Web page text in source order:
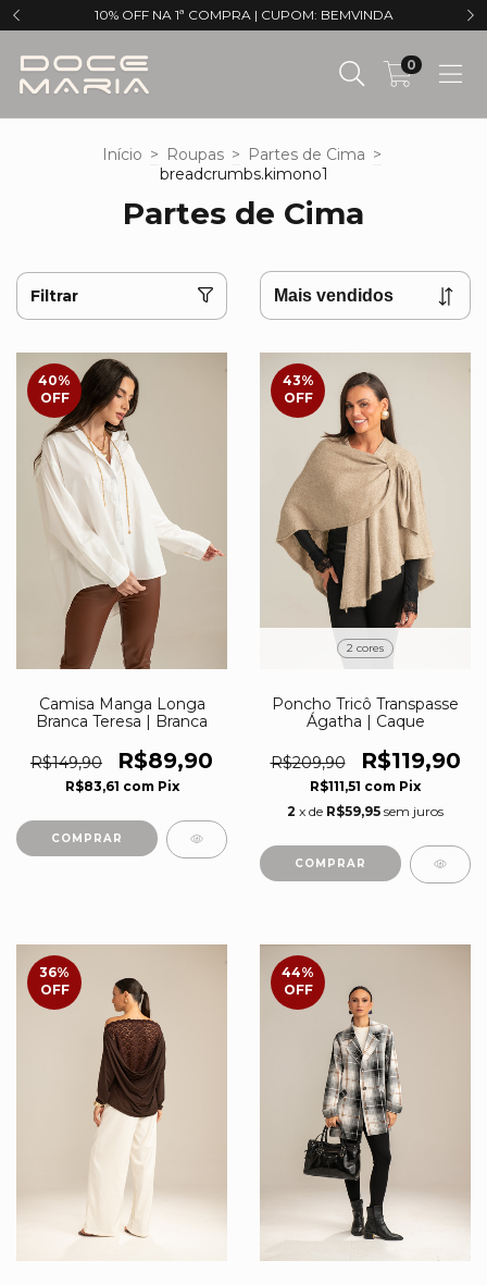
10% OFF NA 1ª COMPRA | CUPOM: BEMVINDA
0
Início > Roupas > Partes de Cima >
breadcrumbs.kimono1
Partes de Cima
Filtrar
40%
OFF
Camisa Manga Longa
Branca Teresa | Branca
R$149,90 R$89,90
R$83,61 com Pix
COMPRAR
43%
OFF
2 cores
Poncho Tricô Transpasse
Ágatha | Caque
R$209,90 R$119,90
R$111,51 com Pix
2 x de R$59,95 sem juros
COMPRAR
36%
OFF
44%
OFF